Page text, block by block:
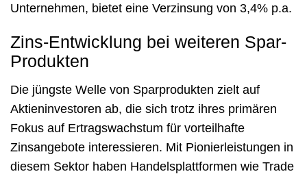
Unternehmen, bietet eine Verzinsung von 3,4% p.a.
Zins-Entwicklung bei weiteren Spar-
Produkten
Die jüngste Welle von Sparprodukten zielt auf
Aktieninvestoren ab, die sich trotz ihres primären
Fokus auf Ertragswachstum für vorteilhafte
Zinsangebote interessieren. Mit Pionierleistungen in
diesem Sektor haben Handelsplattformen wie Trade